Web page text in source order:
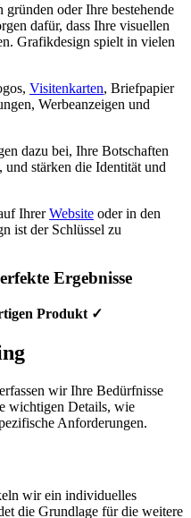
oder Ihre bestehende
dafür, dass Ihre visuellen
Grafikdesign spielt in vielen
Visitenkarten, Briefpapier
Werbeanzeigen und
dazu bei, Ihre Botschaften
stärken die Identität und
IhrerWebsite oder in den
ist der Schlüssel zu
Ergebnisse
Produkt ✓
wir Ihre Bedürfnisse
wichtigen Details, wie
Anforderungen.
wir ein individuelles
die Grundlage für die weitere